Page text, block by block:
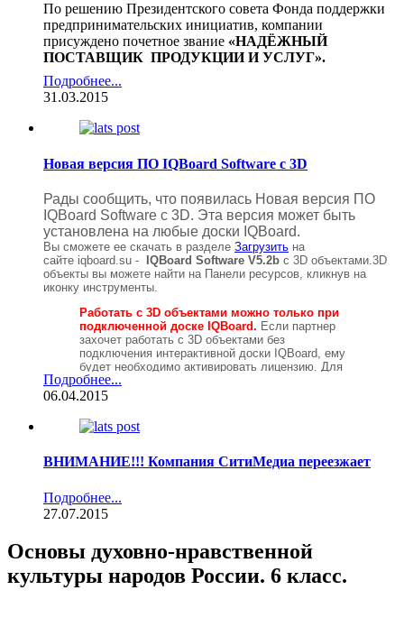
- интерактивный столEliteBoardСовременный дизайн,
широкие возможности по демонстрации контента,
обучению, совместной работе, доступная цена и
надежность.
- 4К панель
образовательном процессе, в сфере рекламы, в качестве
равнодушными.
- напольная панельPDSIZ42SWNOPВнутреннее и
уличное исполнение, привлекательный дизайн,
качественное изображение, простота обслуживания и
настройки. Prestigio MultiBoard – лучшее решение для
бизнеса, образования и других сфер жизни. Сочетание
высокой производительности, Full HD мультитач-экрана
и специальных приложений позволяет использовать
интерактивные возможности этого устройства для
презентаций и эффективного взаимодействия между
людьми, в том числе и дистанционного.
- WiFiоборудования мирового классаUbiQuitiNetworks
одного из ведущих разработчиков и производителей,
качественного беспроводного оборудования,
открывающего широкие возможности построения сетей
связи для операторов и частных клиентов.Лучшее на
цена/качество.
Ждем вас 15-17 апреля на Нижегородской ярмарке с 10
до 17 часов.
По решению Президентского совета Фонда поддержки
предпринимательских инициатив, компании
присуждено почетное звание «НАДЁЖНЫЙ
ПОСТАВЩИК ПРОДУКЦИИ И УСЛУГ».
Лауреаты Премии включены в Федеральный Реестр
Надежных компаний, сформированного для органов
государственной и муниципальной власти и
потребительского сектора России.
Успехи компании были бы невозможны без
клиентов, высокой ответственности и
профессионализма.
Нам можно доверять!
Подробнее...
31.03.2015
Новая версия ПО IQBoard Software с 3D
Рады сообщить, что появилась Новая версия ПО
IQBoard Software с 3D. Эта версия может быть
установлена на любые доски IQBoard.
Вы сможете ее скачать в разделе Загрузить на
сайте iqboard.su - IQBoard Software V5.2b с 3D объектами.3D
объекты вы можете найти на Панели ресурсов, кликнув на
иконку инструменты.
Работать с 3D объектами можно только при
подключенной доске IQBoard. Если партнер
захочет работать с 3D объектами без
подключения интерактивной доски IQBoard, ему
будет необходимо активировать лицензию. Для
получения номера ключа менеджер по продажам
должен сообщить мне номер накладной, а я
есть схема та же, что и с детским софтом.
партнеров будет желание добавить к уже
компанияIQBoard сможет это сделать.
Подробнее...
06.04.2015
ВНИМАНИЕ!!! Компания СитиМедиа переезжает
Подробнее...
27.07.2015
Основы духовно-нравственной
культуры народов России. 6 класс.